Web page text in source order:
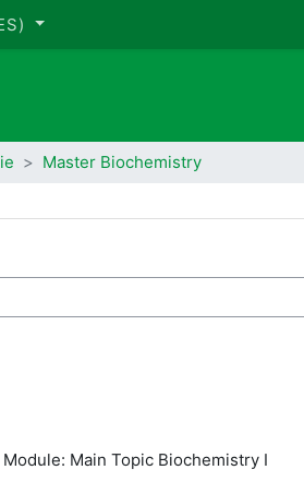
Master Biochemistry
Main Topic Biochemistry I